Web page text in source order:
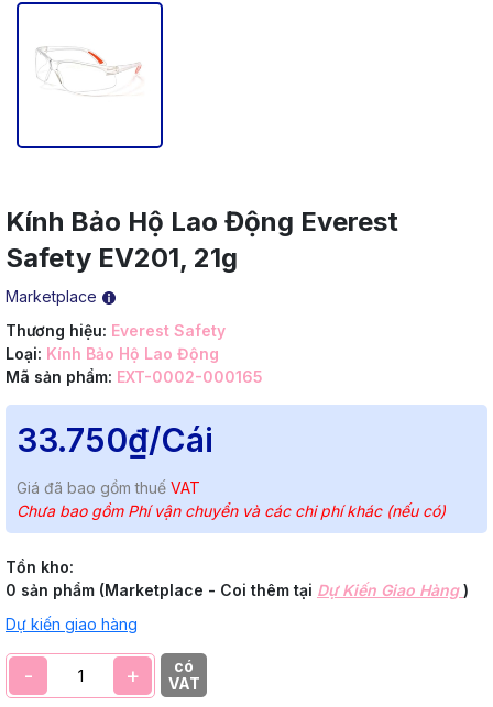
Kính Bảo Hộ Lao Động Everest
Safety EV201, 21g
Marketplace
Thương hiệu: Everest Safety
Loại: Kính Bảo Hộ Lao Động
Mã sản phẩm: EXT-0002-000165
33.750₫/Cái
Giá đã bao gồm thuế VAT
Chưa bao gồm Phí vận chuyển và các chi phí khác (nếu có)
Tồn kho:
0 sản phẩm (Marketplace - Coi thêm tại Dự Kiến Giao Hàng)
Dự kiến giao hàng
- +
có
VAT